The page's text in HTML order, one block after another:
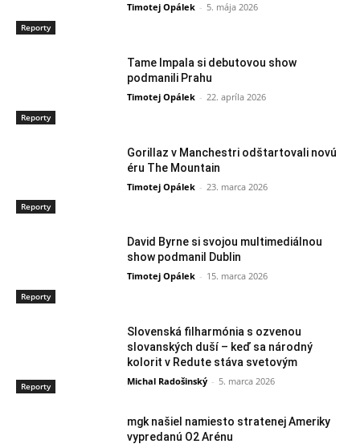
Reporty
Timotej Opálek - 5. mája 2026
Reporty
Tame Impala si debutovou show
podmanili Prahu
Timotej Opálek - 22. apríla 2026
Reporty
Gorillaz v Manchestri odštartovali novú
éru The Mountain
Timotej Opálek - 23. marca 2026
Reporty
David Byrne si svojou multimediálnou
show podmanil Dublin
Timotej Opálek - 15. marca 2026
Reporty
Slovenská filharmónia s ozvenou
slovanských duší – keď sa národný
kolorit v Redute stáva svetovým
Michal Radošinský - 5. marca 2026
mgk našiel namiesto stratenej Ameriky
vypredanú O2 Arénu